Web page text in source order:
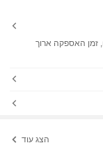
זמן האספקה ארוך
הצג עוד